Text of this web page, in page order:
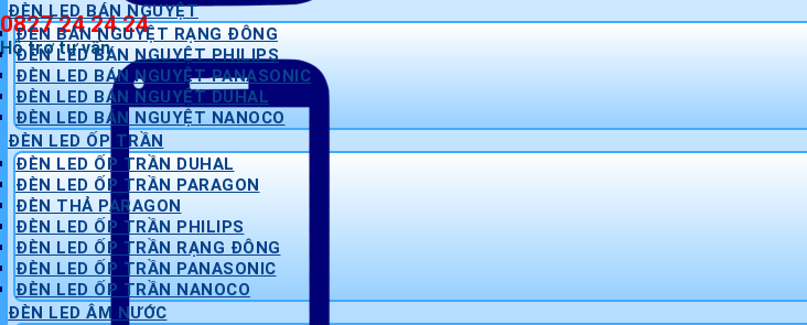
0827 24 24 24
Hỗ trợ tư vấn
ĐÈN LED BÁN NGUYỆT
ĐÈN BÁN NGUYỆT RẠNG ĐÔNG
ĐÈN LED BÁN NGUYỆT PHILIPS
ĐÈN LED BÁN NGUYỆT PANASONIC
ĐÈN LED BÁN NGUYỆT DUHAL
ĐÈN LED BÁN NGUYỆT NANOCO
ĐÈN LED ỐP TRẦN
ĐÈN LED ỐP TRẦN DUHAL
ĐÈN LED ỐP TRẦN PARAGON
ĐÈN THẢ PARAGON
ĐÈN LED ỐP TRẦN PHILIPS
ĐÈN LED ỐP TRẦN RẠNG ĐÔNG
ĐÈN LED ỐP TRẦN PANASONIC
ĐÈN LED ỐP TRẦN NANOCO
ĐÈN LED ÂM NƯỚC